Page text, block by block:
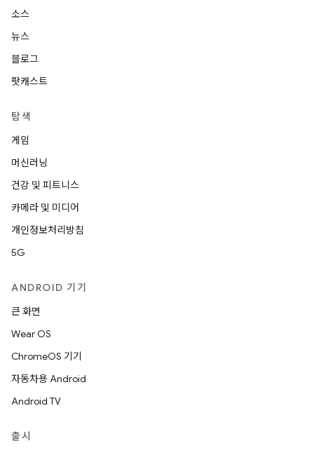
소스
뉴스
블로그
팟캐스트
탐색
게임
머신러닝
건강 및 피트니스
카메라 및 미디어
개인정보처리방침
5G
ANDROID 기기
큰 화면
Wear OS
ChromeOS 기기
자동차용 Android
Android TV
출시